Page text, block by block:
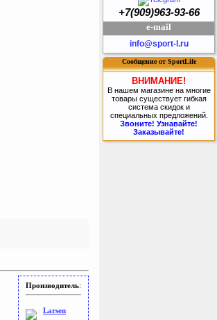
Производитель:
Larsen
+7(909)963-93-66
e-mail
info@sport-l.ru
Сообщение от SportLife
ВНИМАНИЕ!
В нашем магазине на многие
товары существует гибкая
система скидок и
специальных предложений.
Звоните! Узнавайте!
Заказывайте!